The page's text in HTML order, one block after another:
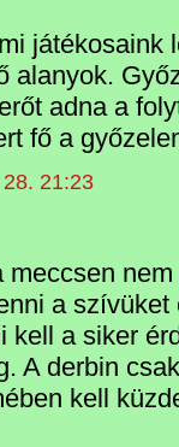
játékosaink
alanyok.
adna a
fő a
21:23
a
kell a siker
A derbin
kell